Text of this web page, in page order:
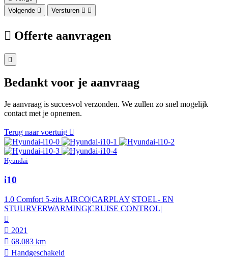
Volgende
Versturen
Offerte aanvragen
Bedankt voor je aanvraag
Je aanvraag is succesvol verzonden. We zullen zo snel mogelijk
contact met je opnemen.
Terug naar voertuig
Hyundai
i10
1.0 Comfort 5-zits AIRCO|CARPLAY|STOEL- EN
STUURVERWARMING|CRUISE CONTROL|
2021
68.083 km
Hand­geschakeld